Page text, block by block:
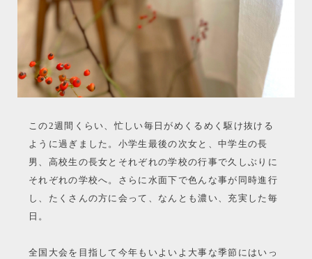
この2週間くらい、忙しい毎日がめくるめく駆け抜ける
ように過ぎました。小学生最後の次女と、中学生の長
男、高校生の長女とそれぞれの学校の行事で久しぶりに
それぞれの学校へ。さらに水面下で色んな事が同時進行
し、たくさんの方に会って、なんとも濃い、充実した毎
日。
全国大会を目指して今年もいよいよ大事な季節にはいっ